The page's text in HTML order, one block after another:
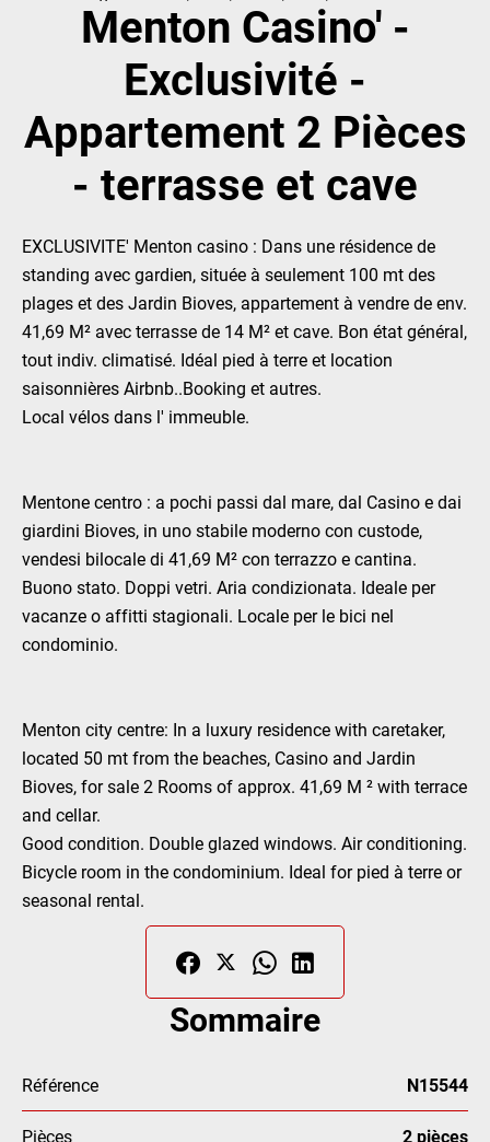
Menton Casino' -
Exclusivité -
Appartement 2 Pièces
- terrasse et cave
EXCLUSIVITE' Menton casino : Dans une résidence de
standing avec gardien, située à seulement 100 mt des
plages et des Jardin Bioves, appartement à vendre de env.
41,69 M² avec terrasse de 14 M² et cave. Bon état général,
tout indiv. climatisé. Idéal pied à terre et location
saisonnières Airbnb..Booking et autres.
Local vélos dans l' immeuble.
Mentone centro : a pochi passi dal mare, dal Casino e dai
giardini Bioves, in uno stabile moderno con custode,
vendesi bilocale di 41,69 M² con terrazzo e cantina.
Buono stato. Doppi vetri. Aria condizionata. Ideale per
vacanze o affitti stagionali. Locale per le bici nel
condominio.
Menton city centre: In a luxury residence with caretaker,
located 50 mt from the beaches, Casino and Jardin
Bioves, for sale 2 Rooms of approx. 41,69 M ² with terrace
and cellar.
Good condition. Double glazed windows. Air conditioning.
Bicycle room in the condominium. Ideal for pied à terre or
seasonal rental.
Sommaire
Référence N15544
Pièces 2 pièces